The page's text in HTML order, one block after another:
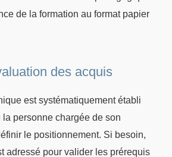
de la formation au format papier
des acquis
est systématiquement établi
personne chargée de son
le positionnement. Si besoin,
adressé pour valider les prérequis